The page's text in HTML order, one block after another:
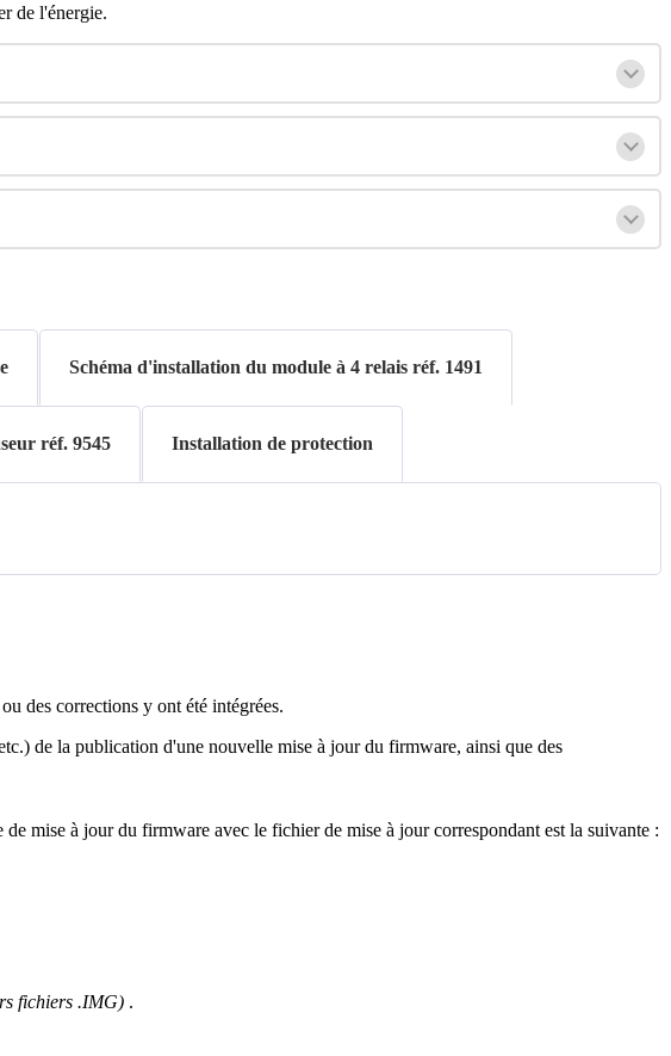
de l'énergie.
Schéma d'installation du module à 4 relais réf. 1491
réf. 9545 Installation de protection
ou des corrections y ont été intégrées.
.) de la publication d'une nouvelle mise à jour du firmware, ainsi que des
de mise à jour du firmware avec le fichier de mise à jour correspondant est la suivante :
fichiers .IMG) .